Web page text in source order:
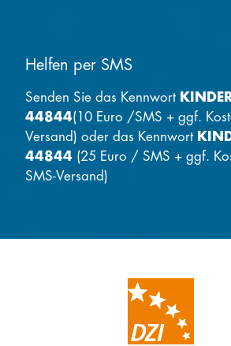
Helfen per SMS
Senden Sie das Kennwort
44844(10 Euro /SMS + ggf.
Versand) oder das Kennwort
44844 (25 Euro / SMS + ggf.
SMS-Versand)